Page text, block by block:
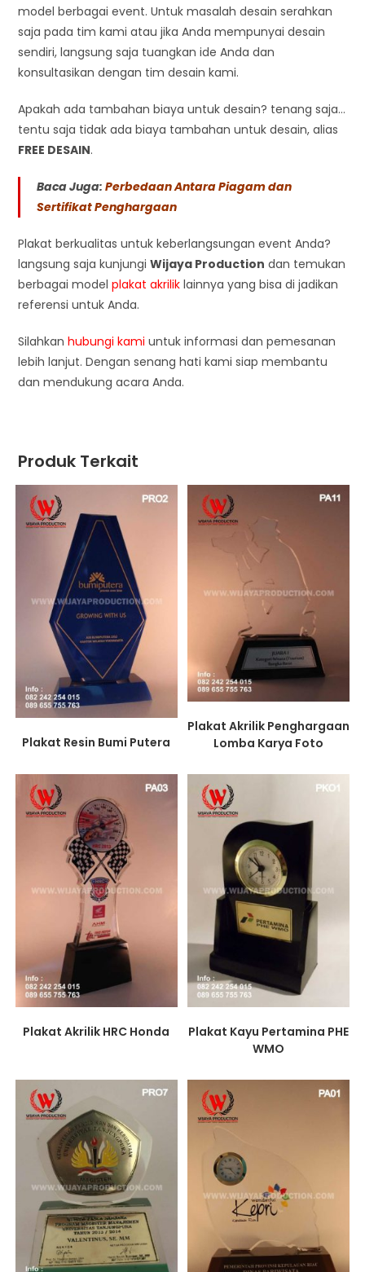
model berbagai event. Untuk masalah desain serahkan
saja pada tim kami atau jika Anda mempunyai desain
sendiri, langsung saja tuangkan ide Anda dan
konsultasikan dengan tim desain kami.
Apakah ada tambahan biaya untuk desain? tenang saja…
tentu saja tidak ada biaya tambahan untuk desain, alias
FREE DESAIN.
Baca Juga:Perbedaan Antara Piagam dan
Sertifikat Penghargaan
Plakat berkualitas untuk keberlangsungan event Anda?
langsung saja kunjungiWijaya Production dan temukan
berbagai modelplakat akrilik lainnya yang bisa di jadikan
referensi untuk Anda.
Silahkanhubungi kami untuk informasi dan pemesanan
lebih lanjut. Dengan senang hati kami siap membantu
dan mendukung acara Anda.
Produk Terkait
Plakat Resin Bumi Putera
Plakat Akrilik Penghargaan
Lomba Karya Foto
Plakat Akrilik HRC Honda
Plakat Kayu Pertamina PHE
WMO